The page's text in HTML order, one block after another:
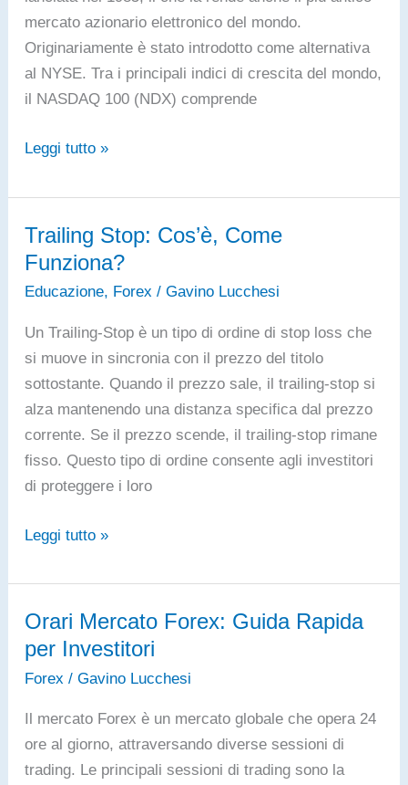
Wall
Street
mercato azionario elettronico del mondo.
Originariamente è stato introdotto come alternativa
al NYSE. Tra i principali indici di crescita del mondo,
il NASDAQ 100 (NDX) comprende
Cos’è
Nasdaq
100?
Leggi tutto »
Trailing Stop: Cos’è, Come
Funziona?
Educazione, Forex / Gavino Lucchesi
Un Trailing-Stop è un tipo di ordine di stop loss che
si muove in sincronia con il prezzo del titolo
sottostante. Quando il prezzo sale, il trailing-stop si
alza mantenendo una distanza specifica dal prezzo
corrente. Se il prezzo scende, il trailing-stop rimane
fisso. Questo tipo di ordine consente agli investitori
di proteggere i loro
Trailing
Cos’è,
Come
Leggi tutto »
Orari Mercato Forex: Guida Rapida
per Investitori
Forex / Gavino Lucchesi
Il mercato Forex è un mercato globale che opera 24
ore al giorno, attraversando diverse sessioni di
trading. Le principali sessioni di trading sono la